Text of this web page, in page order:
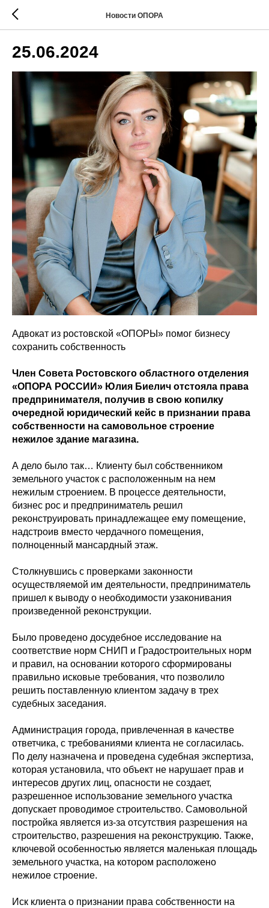
Новости ОПОРА
25.06.2024
Адвокат из ростовской «ОПОРЫ» помог бизнесу
сохранить собственность
Член Совета Ростовского областного отделения
«ОПОРА РОССИИ» Юлия Биелич отстояла права
предпринимателя, получив в свою копилку
очередной юридический кейс в признании права
собственности на самовольное строение
нежилое здание магазина.
А дело было так… Клиенту был собственником
земельного участок с расположенным на нем
нежилым строением. В процессе деятельности,
бизнес рос и предприниматель решил
реконструировать принадлежащее ему помещение,
надстроив вместо чердачного помещения,
полноценный мансардный этаж.
Столкнувшись с проверками законности
осуществляемой им деятельности, предприниматель
пришел к выводу о необходимости узаконивания
произведенной реконструкции.
Было проведено досудебное исследование на
соответствие норм СНИП и Градостроительных норм
и правил, на основании которого сформированы
правильно исковые требования, что позволило
решить поставленную клиентом задачу в трех
судебных заседания.
Администрация города, привлеченная в качестве
ответчика, с требованиями клиента не согласилась.
По делу назначена и проведена судебная экспертиза,
которая установила, что объект не нарушает прав и
интересов других лиц, опасности не создает,
разрешенное использование земельного участка
допускает проводимое строительство. Самовольной
постройка является из-за отсутствия разрешения на
строительство, разрешения на реконструкцию. Также,
ключевой особенностью является маленькая площадь
земельного участка, на котором расположено
нежилое строение.
Иск клиента о признании права собственности на